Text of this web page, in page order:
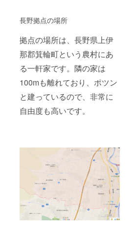
長野拠点の場所
拠点の場所は、長野県上伊
那郡箕輪町という農村にあ
る一軒家です。隣の家は
100mも離れており、ポツン
と建っているので、非常に
自由度も高いです。